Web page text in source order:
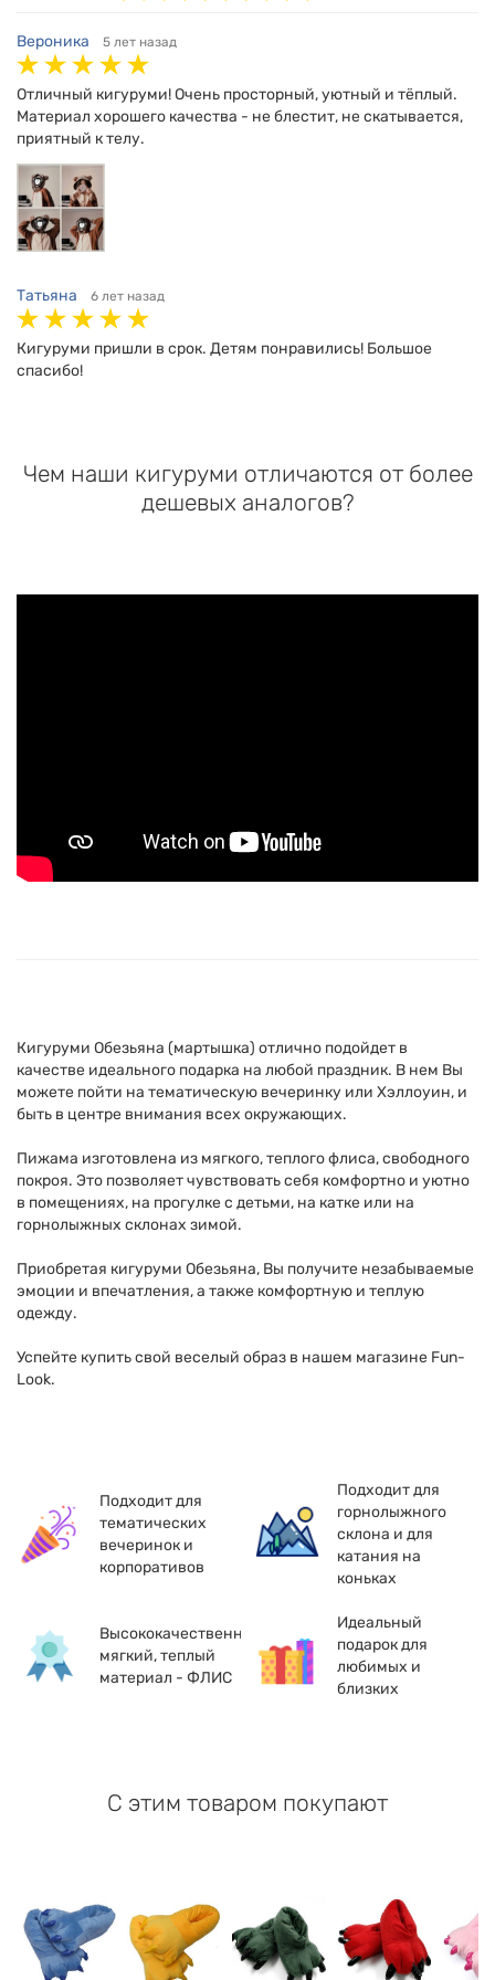
Вероника 5 лет назад
Отличный кигуруми! Очень просторный, уютный и тёплый.
Материал хорошего качества - не блестит, не скатывается,
приятный к телу.
Татьяна 6 лет назад
Кигуруми пришли в срок. Детям понравились! Большое
спасибо!
Чем наши кигуруми отличаются от более
дешевых аналогов?
Кигуруми Обезьяна (мартышка) отлично подойдет в
качестве идеального подарка на любой праздник. В нем Вы
можете пойти на тематическую вечеринку или Хэллоуин, и
быть в центре внимания всех окружающих.
Пижама изготовлена из мягкого, теплого флиса, свободного
покроя. Это позволяет чувствовать себя комфортно и уютно
в помещениях, на прогулке с детьми, на катке или на
горнолыжных склонах зимой.
Приобретая кигуруми Обезьяна, Вы получите незабываемые
эмоции и впечатления, а также комфортную и теплую
одежду.
Успейте купить свой веселый образ в нашем магазине Fun-
Look.
Подходит для
тематических
вечеринок и
корпоративов
Подходит для
горнолыжного
склона и для
катания на
коньках
Высококачественный,
мягкий, теплый
материал - ФЛИС
Идеальный
подарок для
любимых и
близких
С этим товаром покупают